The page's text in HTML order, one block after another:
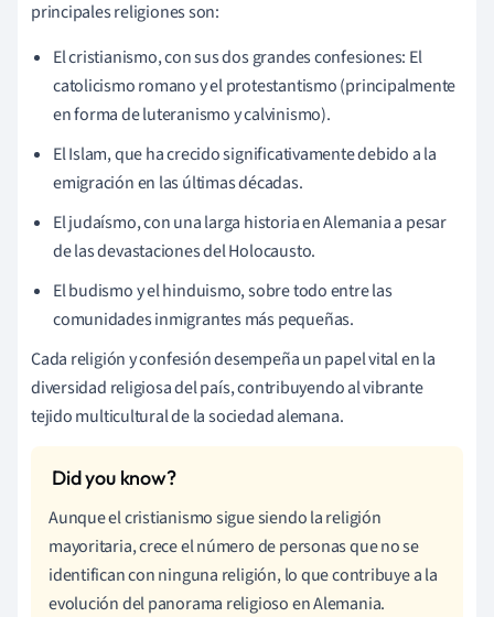
principales religiones son:
El cristianismo, con sus dos grandes confesiones: El
catolicismo romano y el protestantismo (principalmente
en forma de luteranismo y calvinismo).
El Islam, que ha crecido significativamente debido a la
emigración en las últimas décadas.
El judaísmo, con una larga historia en Alemania a pesar
de las devastaciones del Holocausto.
El budismo y el hinduismo, sobre todo entre las
comunidades inmigrantes más pequeñas.
Cada religión y confesión desempeña un papel vital en la
diversidad religiosa del país, contribuyendo al vibrante
tejido multicultural de la sociedad alemana.
Aunque el cristianismo sigue siendo la religión
mayoritaria, crece el número de personas que no se
identifican con ninguna religión, lo que contribuye a la
evolución del panorama religioso en Alemania.